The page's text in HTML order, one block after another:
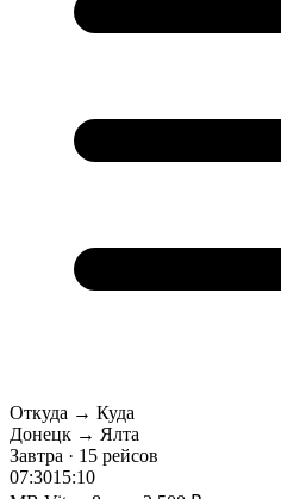
Откуда → Куда
Донецк → Ялта
Завтра · 15 рейсов
07:3015:10